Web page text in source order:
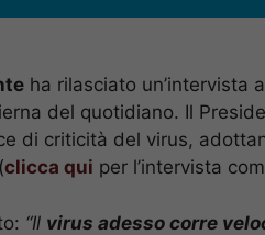
ha rilasciato un’intervista
del quotidiano. Il
di criticità del virus,
clicca qui per l’intervista
“Il virus adesso corre